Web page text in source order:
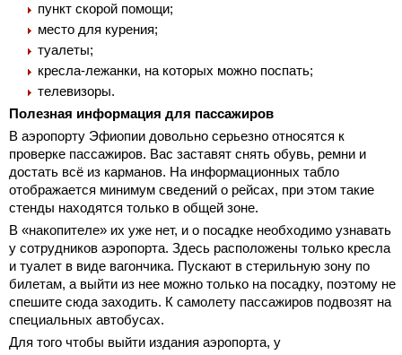
пункт скорой помощи;
место для курения;
туалеты;
кресла-лежанки, на которых можно поспать;
телевизоры.
Полезная информация для пассажиров
В аэропорту Эфиопии довольно серьезно относятся к
проверке пассажиров. Вас заставят снять обувь, ремни и
достать всё из карманов. На информационных табло
отображается минимум сведений о рейсах, при этом такие
стенды находятся только в общей зоне.
В «накопителе» их уже нет, и о посадке необходимо узнавать
у сотрудников аэропорта. Здесь расположены только кресла
и туалет в виде вагончика. Пускают в стерильную зону по
билетам, а выйти из нее можно только на посадку, поэтому не
спешите сюда заходить. К самолету пассажиров подвозят на
специальных автобусах.
Для того чтобы выйти издания аэропорта, у